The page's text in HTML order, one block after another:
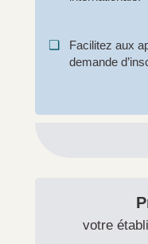
❏
Facilitez aux
demande
votre